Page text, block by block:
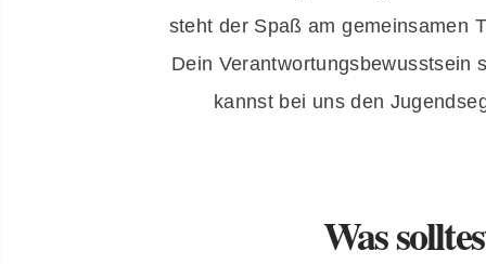
steht der Spaß am gemeinsamen
Dein Verantwortungsbewusstsein
kannst bei uns den
Was